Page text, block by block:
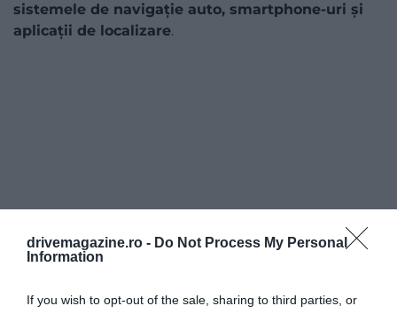
drivemagazine.ro - Do Not Process My Personal
Information
If you wish to opt-out of the sale, sharing to third parties, or
sistemele de navigație auto, smartphone-uri și
aplicații de localizare.